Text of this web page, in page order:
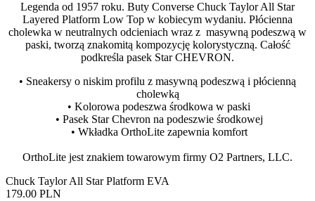
Legenda od 1957 roku. Buty Converse Chuck Taylor All Star
Layered Platform Low Top w kobiecym wydaniu. Płócienna
cholewka w neutralnych odcieniach wraz z masywną podeszwą w
paski, tworzą znakomitą kompozycję kolorystyczną. Całość
podkreśla pasek Star CHEVRON.
• Sneakersy o niskim profilu z masywną podeszwą i płócienną
cholewką
• Kolorowa podeszwa środkowa w paski
• Pasek Star Chevron na podeszwie środkowej
• Wkładka OrthoLite zapewnia komfort
OrthoLite jest znakiem towarowym firmy O2 Partners, LLC.
Chuck Taylor All Star Platform EVA
179.00 PLN